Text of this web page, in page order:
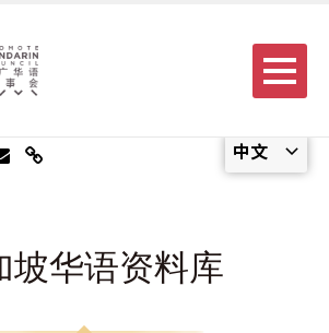
中文
Menu
Facebook
via Twitter
via Email
Share via Link
坡华语资料库